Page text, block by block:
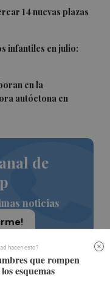
14 nuevas plazas
infantiles en julio:
en la
autóctona en
de
noticias
hacen esto?
que rompen
esquemas